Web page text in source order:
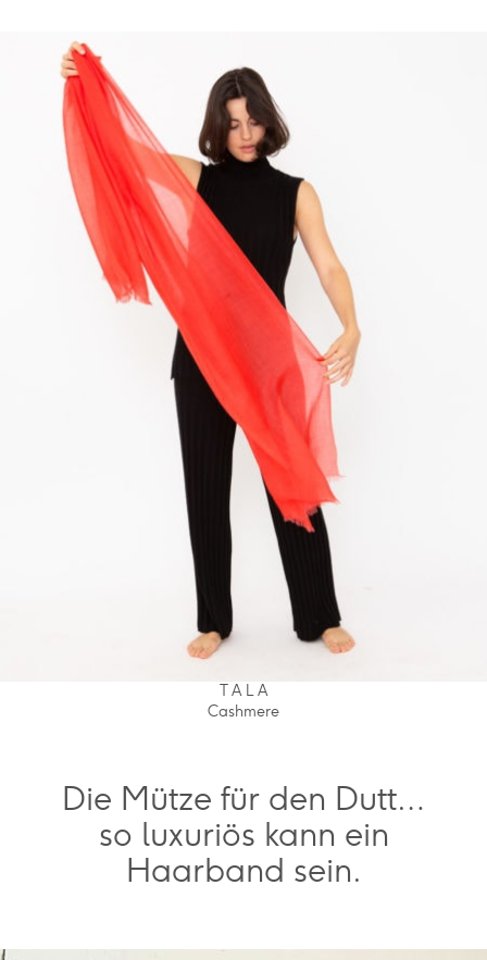
T A L A
Cashmere
Die Mütze für den Dutt…
so luxuriös kann ein
Haarband sein.